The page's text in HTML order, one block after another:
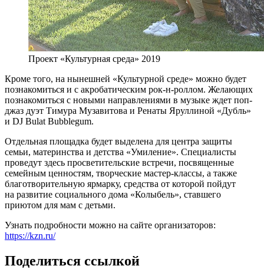
Проект «Культурная среда» 2019
Кроме того, на нынешней «Культурной среде» можно будет
познакомиться и с акробатическим рок-н-роллом. Желающих
познакомиться с новыми направлениями в музыке ждет поп-
джаз дуэт Тимура Музавитова и Ренаты Яруллиной «Дубль»
и DJ Bulat Bubblegum.
Отдельная площадка будет выделена для центра защиты
семьи, материнства и детства «Умиление». Специалисты
проведут здесь просветительские встречи, посвященные
семейным ценностям, творческие мастер-классы, а также
благотворительную ярмарку, средства от которой пойдут
на развитие социального дома «Колыбель», ставшего
приютом для мам с детьми.
Узнать подробности можно на сайте организаторов:
https://kzn.ru/
Поделиться ссылкой